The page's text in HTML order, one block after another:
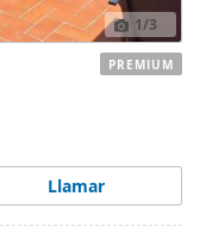
1/3
Llamar
PREMIUM